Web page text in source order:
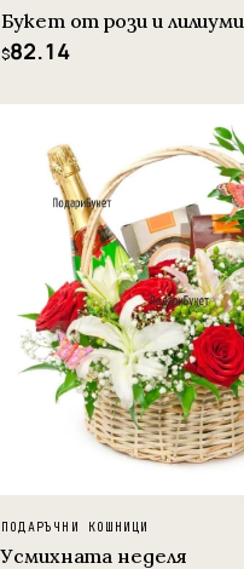
Букет от рози и лилиуми
$82.14
ПОДАРЪЧНИ КОШНИЦИ
Усмихната неделя